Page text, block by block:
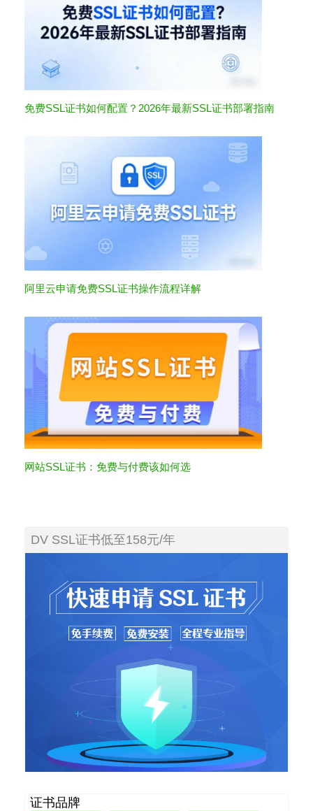
免费SSL证书如何配置？2026年最新SSL证书部署指南
阿里云申请免费SSL证书操作流程详解
网站SSL证书：免费与付费该如何选
DV SSL证书低至158元/年
证书品牌